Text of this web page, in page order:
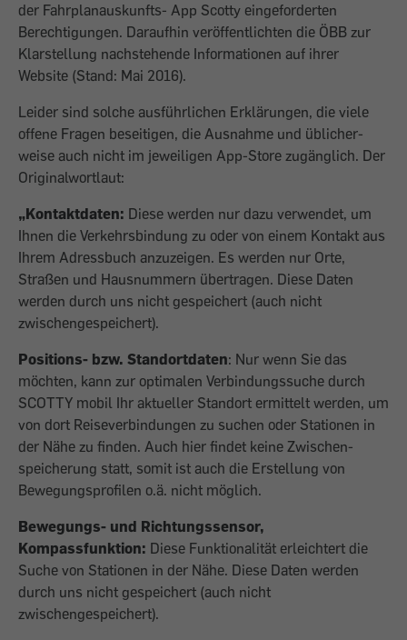
der Fahrplanauskunfts- App Scotty eingeforderten
Berechtigungen. Darauf­hin veröffentlichten die ÖBB zur
Klar­stellung nachstehende Informationen auf ihrer
Website (Stand: Mai 2016).
Leider sind solche ausführlichen Erklärungen, die viele
offene Fragen beseitigen, die Ausnahme und üblicher­
weise auch nicht im jeweiligen App-Store zugänglich. Der
Originalwortlaut:
„Kontaktdaten: Diese werden nur dazu verwendet, um
Ihnen die Verkehrsbindung zu oder von einem Kontakt aus
Ihrem Adressbuch anzuzeigen. Es werden nur Orte,
Straßen und Hausnummern übertragen. Diese Daten
werden durch uns nicht gespeichert (auch nicht
zwischengespeichert).
Positions- bzw. Standortdaten: Nur wenn Sie das
möchten, kann zur optimalen Verbindungssuche durch
SCOTTY mobil Ihr aktueller Standort ermittelt werden, um
von dort Reiseverbindungen zu suchen oder Stationen in
der Nähe zu finden. Auch hier findet keine Zwischen­
speicherung statt, somit ist auch die Erstellung von
Bewegungsprofilen o.ä. nicht möglich.
Bewegungs- und Richtungssensor,
Kompassfunktion: Diese Funktionalität erleichtert die
Suche von Stationen in der Nähe. Diese Daten werden
durch uns nicht gespeichert (auch nicht
zwischengespeichert).